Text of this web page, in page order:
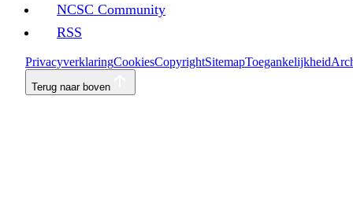
NCSC Community
RSS
PrivacyverklaringCookiesCopyrightSitemapToegankelijkheid
Terug naar boven